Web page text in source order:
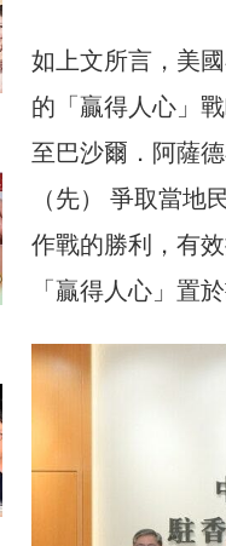
如上文所言，美
的「贏得人心」
至巴沙爾．阿薩
（先） 爭取當
作戰的勝利，有
「贏得人心」置